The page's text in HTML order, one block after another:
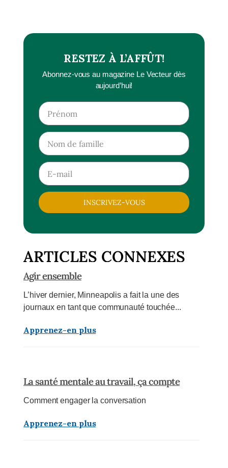
RESTEZ À L’AFFÛT!
Abonnez-vous au magazine Le Vecteur dès
aujourd’hui!
INSCRIVEZ-VOUS
ARTICLES CONNEXES
Agir ensemble
L’hiver dernier, Minneapolis a fait la une des
journaux en tant que communauté touchée...
Apprenez-en plus
La santé mentale au travail, ça compte
Comment engager la conversation
Apprenez-en plus